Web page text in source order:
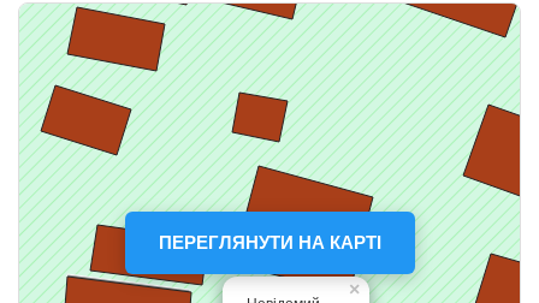
ПЕРЕГЛЯНУТИ НА КАРТІ